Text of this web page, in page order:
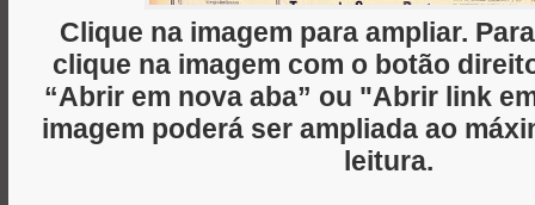
Clique na imagem para ampliar.
clique na imagem com o botão
“Abrir em nova aba” ou "Abrir link
imagem poderá ser ampliada ao
leitura.